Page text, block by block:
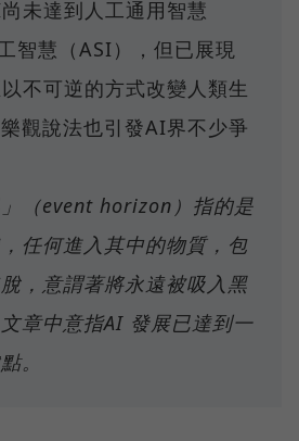
未達到人工通用智慧
智慧（ASI），但已展現
不可逆的方式改變人類生
觀說法也引發AI界不少爭
（event horizon）指的是
任何進入其中的物質，包
，意謂著將永遠被吸入黑
章中意指AI 發展已達到一
。